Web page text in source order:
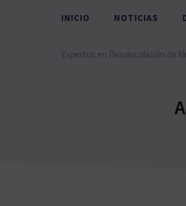
INICIO NOTICIAS
Expertos en Desvinculación de